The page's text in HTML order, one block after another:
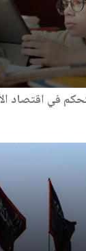
في اقتصاد